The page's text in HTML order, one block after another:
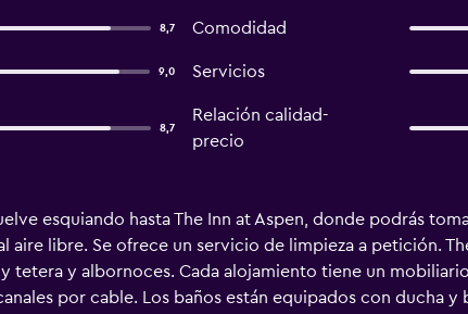
8,7 Comodidad
9,0 Servicios
8,7
Relación calidad-
precio
esquiando hasta The Inn at Aspen, donde podrás
aire libre. Se ofrece un servicio de limpieza a petición.
tetera y albornoces. Cada alojamiento tiene un
por cable. Los baños están equipados con ducha